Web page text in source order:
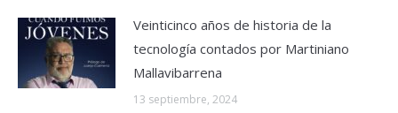
Veinticinco años de historia de la
tecnología contados por Martiniano
Mallavibarrena
13 septiembre, 2024